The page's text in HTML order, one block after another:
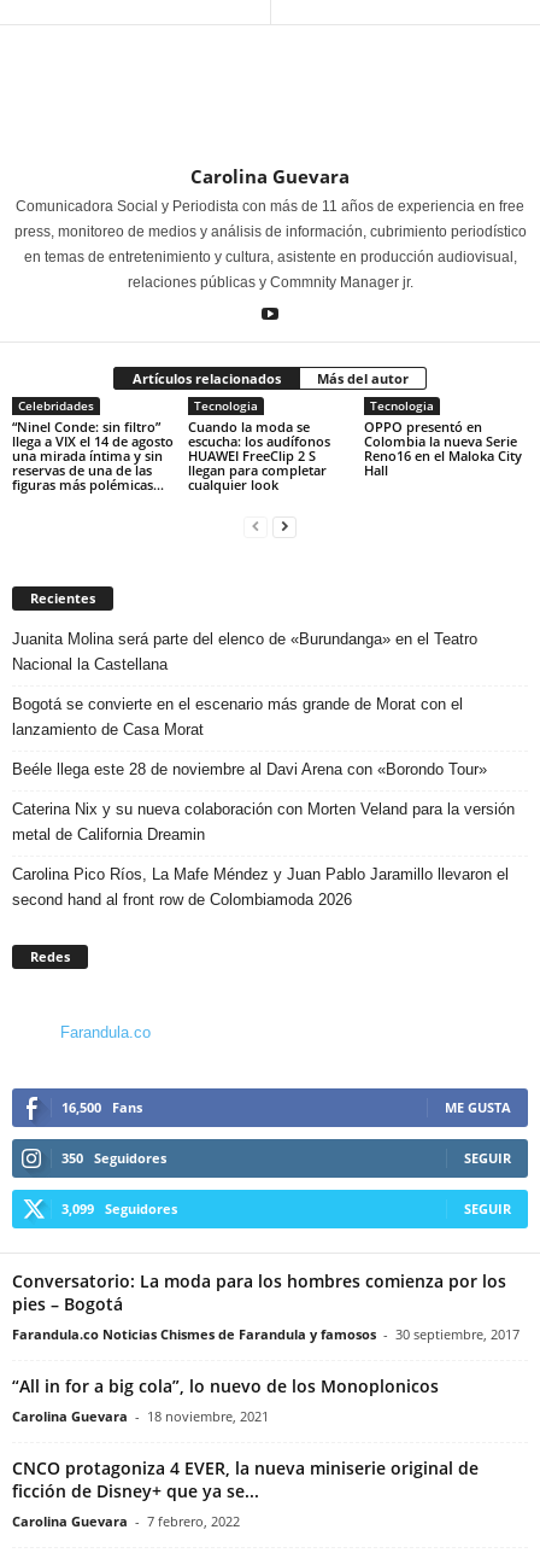
Carolina Guevara
Comunicadora Social y Periodista con más de 11 años de experiencia en free
press, monitoreo de medios y análisis de información, cubrimiento periodístico
en temas de entretenimiento y cultura, asistente en producción audiovisual,
relaciones públicas y Commnity Manager jr.
Artículos relacionados Más del autor
Celebridades
“Ninel Conde: sin filtro”
llega a VIX el 14 de agosto
una mirada íntima y sin
reservas de una de las
figuras más polémicas...
Tecnologia
Cuando la moda se
escucha: los audífonos
HUAWEI FreeClip 2 S
llegan para completar
cualquier look
Tecnologia
OPPO presentó en
Colombia la nueva Serie
Reno16 en el Maloka City
Hall
Recientes
Juanita Molina será parte del elenco de «Burundanga» en el Teatro
Nacional la Castellana
Bogotá se convierte en el escenario más grande de Morat con el
lanzamiento de Casa Morat
Beéle llega este 28 de noviembre al Davi Arena con «Borondo Tour»
Caterina Nix y su nueva colaboración con Morten Veland para la versión
metal de California Dreamin
Carolina Pico Ríos, La Mafe Méndez y Juan Pablo Jaramillo llevaron el
second hand al front row de Colombiamoda 2026
Redes
Farandula.co
16,500 Fans ME GUSTA
350 Seguidores SEGUIR
3,099 Seguidores SEGUIR
Conversatorio: La moda para los hombres comienza por los
pies – Bogotá
Farandula.co Noticias Chismes de Farandula y famosos - 30 septiembre, 2017
“All in for a big cola”, lo nuevo de los Monoplonicos
Carolina Guevara - 18 noviembre, 2021
CNCO protagoniza 4 EVER, la nueva miniserie original de
ficción de Disney+ que ya se...
Carolina Guevara - 7 febrero, 2022